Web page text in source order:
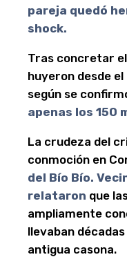
pareja quedó
shock.
Tras concretar
huyeron desde
según se
apenas los 150
La crudeza del
conmoción en
del Bío Bío.
relataron que
ampliamente
llevaban
antigua casona.